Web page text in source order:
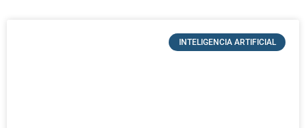
INTELIGENCIA ARTIFICIAL